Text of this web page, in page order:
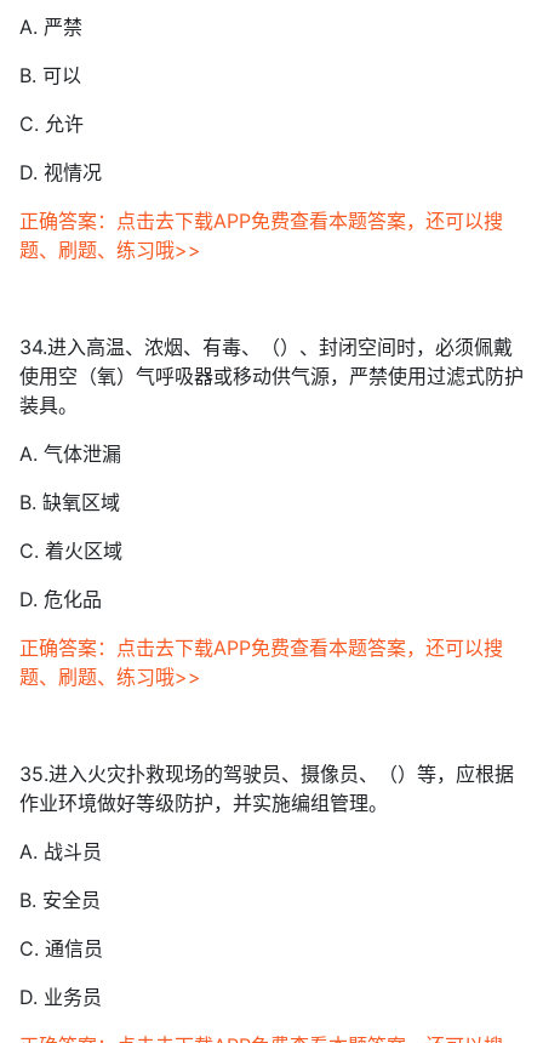
A. 严禁
B. 可以
C. 允许
D. 视情况
正确答案：点击去下载APP免费查看本题答案，还可以搜
题、刷题、练习哦>>
34.进入高温、浓烟、有毒、（）、封闭空间时，必须佩戴
使用空（氧）气呼吸器或移动供气源，严禁使用过滤式防护
装具。
A. 气体泄漏
B. 缺氧区域
C. 着火区域
D. 危化品
正确答案：点击去下载APP免费查看本题答案，还可以搜
题、刷题、练习哦>>
35.进入火灾扑救现场的驾驶员、摄像员、（）等，应根据
作业环境做好等级防护，并实施编组管理。
A. 战斗员
B. 安全员
C. 通信员
D. 业务员